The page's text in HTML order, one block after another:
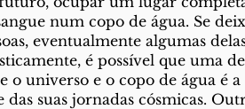
num copo de água. Se
eventualmente algumas
é possível que uma
o universo e o copo de água é
suas jornadas cósmicas.